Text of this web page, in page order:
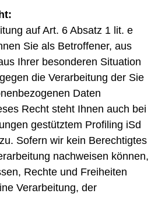
auf Art. 6 Absatz 1 lit. e
Sie als Betroffener, aus
Ihrer besonderen Situation
die Verarbeitung der Sie
Daten
Recht steht Ihnen auch bei
gestütztem Profiling iSd
Sofern wir kein Berechtigtes
nachweisen können,
Rechte und Freiheiten
Verarbeitung, der